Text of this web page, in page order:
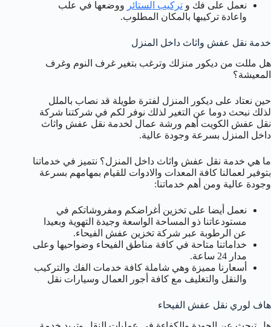
نعمل على فك و تركيب الستائر ووضعها في علب
واعادة تركيبها بالمكان المطلوب.
خدمة نقل عفش واثاث داخل المنزل
هل مللت من ديكور منزلك وترغب بتغير غرف النوم وغرف
المعيشة؟
حين نعتاد على ديكور المنزل لفترة طويلة قد نصاب بالملل
لذلك نبحث دوما عن التغير لذلك نوفر لكم في شركتنا شركة
نقل عفش الكويت أهم ورشة عمال لخدمة نقل عفش واثاث
داخل المنزل بسرعة وجودة عالية.
ما هي خدمة نقل عفش واثاث داخل المنزل؟ نتميز في خدماتنا
بتوفير لعمالنا كافة المعدات والادوات للقيام بمهامهم بسرعة
وجودة عالية ومن أهم خدماتنا:
نعمل أيضا على تخزين أغراضكم ومفروشاتكم في
مستودعاتنا ذو المساحة الواسعة وجيدة التهوية وبعيدا
عن الرطوبة عبر شركة تخزين عفش الفيحاء.
خداماتنا متاحة في كافة مناطق الفيحاء وضواحيها وعلى
مدار 24 ساعة.
أسعارنا مميزة وهي شاملة كافة خدمات الفك والتركيب
والنقل والتغليف مع كافة أجور العمال وسيارات نقل
هاف لوري نقل عفش الفيحاء